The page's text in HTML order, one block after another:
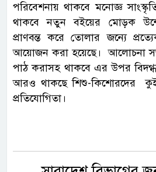
পরিবেশনায় থাকবে মনোজ্ঞ
থাকবে নতুন বইয়ের মোড়ক
প্রাণবন্ত করে তোলার জন্যে
আয়োজন করা হয়েছে। আলোচনা
পাঠ করাসহ থাকবে এর উপর
আরও থাকছে শিশু-কিশোরদের
প্রতিযোগিতা।